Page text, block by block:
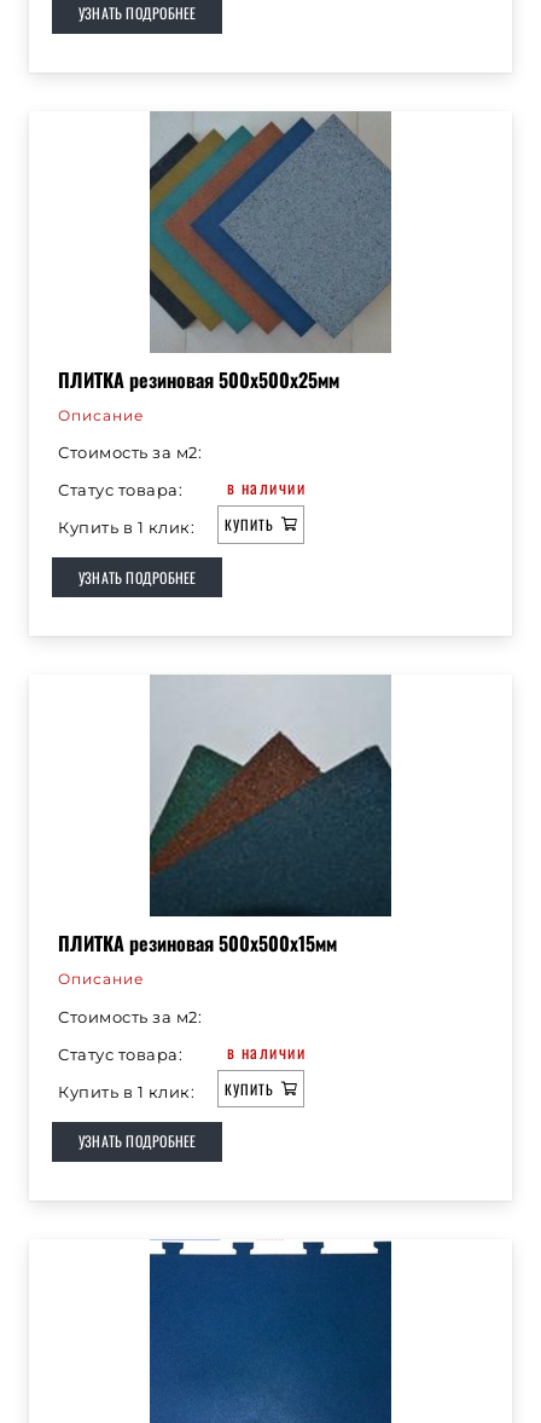
УЗНАТЬ ПОДРОБНЕЕ
ПЛИТКА резиновая 500х500х25мм
Описание
Стоимость за м2:
Статус товара:
в наличии
Купить в 1 клик: КУПИТЬ
УЗНАТЬ ПОДРОБНЕЕ
ПЛИТКА резиновая 500х500х15мм
Описание
Стоимость за м2:
Статус товара:
в наличии
Купить в 1 клик: КУПИТЬ
УЗНАТЬ ПОДРОБНЕЕ